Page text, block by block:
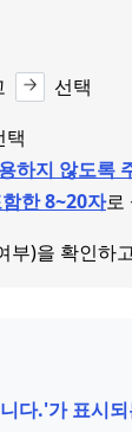
선택
택
하지 않도록
한 8~20자로
부)을 확인하
다.'가 표시